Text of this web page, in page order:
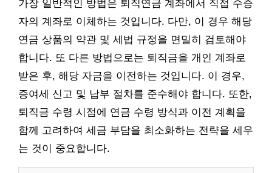
가장 일반적인 방법은 퇴직연금 계좌에서 직접 수증
자의 계좌로 이체하는 것입니다. 다만, 이 경우 해당
연금 상품의 약관 및 세법 규정을 면밀히 검토해야
합니다. 또 다른 방법으로는 퇴직금을 개인 계좌로
받은 후, 해당 자금을 이전하는 것입니다. 이 경우,
증여세 신고 및 납부 절차를 준수해야 합니다. 또한,
퇴직금 수령 시점에 연금 수령 방식과 이전 계획을
함께 고려하여 세금 부담을 최소화하는 전략을 세우
는 것이 중요합니다.